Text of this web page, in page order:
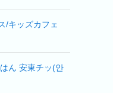
/キッズカフェ
ん 安東チッ(안